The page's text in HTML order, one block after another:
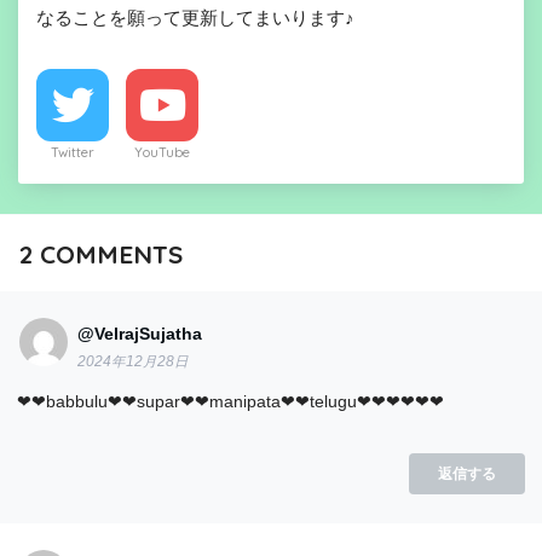
なることを願って更新してまいります♪
Twitter YouTube
2 COMMENTS
@VelrajSujatha
2024年12月28日
❤❤babbulu❤❤supar❤❤manipata❤❤telugu❤❤❤❤❤❤
返信する